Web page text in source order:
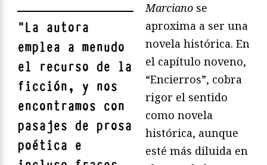
"La autora
emplea a menudo
el recurso de la
ficción, y nos
encontramos con
pasajes de prosa
poética e
Marciano se
aproxima a ser una
novela histórica. En
el capítulo noveno,
“Encierros”, cobra
rigor el sentido
como novela
histórica, aunque
esté más diluida en